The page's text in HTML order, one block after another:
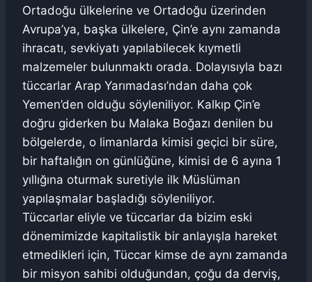
Ortadoğu ülkelerine ve Ortadoğu üzerinden
Avrupa’ya, başka ülkelere, Çin’e aynı zamanda
ihracatı, sevkiyatı yapılabilecek kıymetli
malzemeler bulunmaktı orada. Dolayısıyla bazı
tüccarlar Arap Yarımadası’ndan daha çok
Yemen’den olduğu söyleniliyor. Kalkıp Çin’e
doğru giderken bu Malaka Boğazı denilen bu
bölgelerde, o limanlarda kimisi geçici bir süre,
bir haftalığın on günlüğüne, kimisi de 6 ayına 1
yıllığına oturmak suretiyle ilk Müslüman
yapılaşmalar başladığı söyleniliyor.
Tüccarlar eliyle ve tüccarlar da bizim eski
dönemimizde kapitalistik bir anlayışla hareket
etmedikleri için, Tüccar kimse de aynı zamanda
bir misyon sahibi olduğundan, çoğu da derviş,